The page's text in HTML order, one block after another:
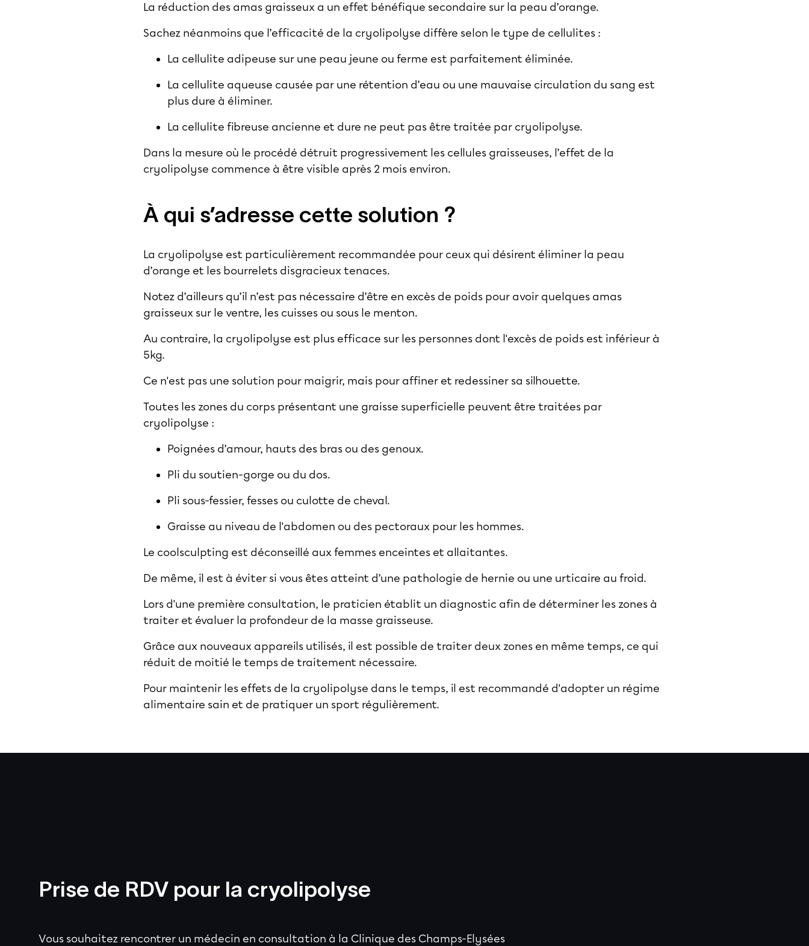
La réduction des amas graisseux a un effet bénéfique secondaire sur la peau d’orange.
Sachez néanmoins que l’efficacité de la cryolipolyse diffère selon le type de cellulites :
La cellulite adipeuse sur une peau jeune ou ferme est parfaitement éliminée.
La cellulite aqueuse causée par une rétention d’eau ou une mauvaise circulation du sang est
plus dure à éliminer.
La cellulite fibreuse ancienne et dure ne peut pas être traitée par cryolipolyse.
Dans la mesure où le procédé détruit progressivement les cellules graisseuses, l’effet de la
cryolipolyse commence à être visible après 2 mois environ.
À qui s’adresse cette solution ?
La cryolipolyse est particulièrement recommandée pour ceux qui désirent éliminer la peau
d’orange et les bourrelets disgracieux tenaces.
Notez d’ailleurs qu’il n’est pas nécessaire d’être en excès de poids pour avoir quelques amas
graisseux sur le ventre, les cuisses ou sous le menton.
Au contraire, la cryolipolyse est plus efficace sur les personnes dont l'excès de poids est inférieur à
5kg.
Ce n'est pas une solution pour maigrir, mais pour affiner et redessiner sa silhouette.
Toutes les zones du corps présentant une graisse superficielle peuvent être traitées par
cryolipolyse :
Poignées d’amour, hauts des bras ou des genoux.
Pli du soutien-gorge ou du dos.
Pli sous-fessier, fesses ou culotte de cheval.
Graisse au niveau de l'abdomen ou des pectoraux pour les hommes.
Le coolsculpting est déconseillé aux femmes enceintes et allaitantes.
De même, il est à éviter si vous êtes atteint d’une pathologie de hernie ou une urticaire au froid.
Lors d'une première consultation, le praticien établit un diagnostic afin de déterminer les zones à
traiter et évaluer la profondeur de la masse graisseuse.
Grâce aux nouveaux appareils utilisés, il est possible de traiter deux zones en même temps, ce qui
réduit de moitié le temps de traitement nécessaire.
Pour maintenir les effets de la cryolipolyse dans le temps, il est recommandé d'adopter un régime
alimentaire sain et de pratiquer un sport régulièrement.
Prise de RDV pour la cryolipolyse
Vous souhaitez rencontrer un médecin en consultation à la Clinique des Champs-Elysées